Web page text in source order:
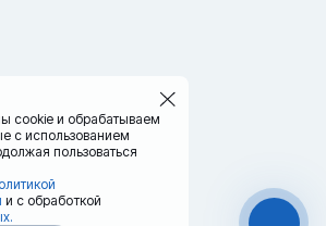
cookie и обрабатываем
с использованием
пользоваться
и с обработкой